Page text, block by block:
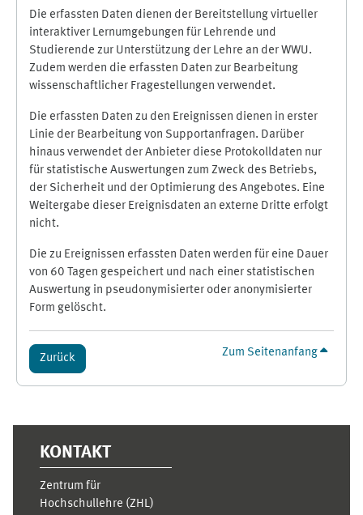
Die erfassten Daten dienen der Bereitstellung virtueller
interaktiver Lernumgebungen für Lehrende und
Studierende zur Unterstützung der Lehre an der WWU.
Zudem werden die erfassten Daten zur Bearbeitung
wissenschaftlicher Fragestellungen verwendet.
Die erfassten Daten zu den Ereignissen dienen in erster
Linie der Bearbeitung von Supportanfragen. Darüber
hinaus verwendet der Anbieter diese Protokolldaten nur
für statistische Auswertungen zum Zweck des Betriebs,
der Sicherheit und der Optimierung des Angebotes. Eine
Weitergabe dieser Ereignisdaten an externe Dritte erfolgt
nicht.
Die zu Ereignissen erfassten Daten werden für eine Dauer
von 60 Tagen gespeichert und nach einer statistischen
Auswertung in pseudonymisierter oder anonymisierter
Form gelöscht.
Zurück Zum Seitenanfang
KONTAKT
Zentrum für
Hochschullehre (ZHL)